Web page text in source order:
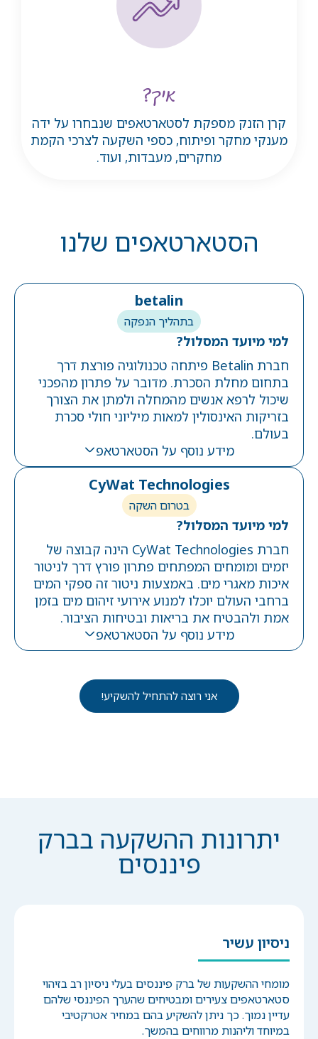
איך?
קרן הזנק מספקת לסטארטאפים שנבחרו על ידה
מענקי מחקר ופיתוח, כספי השקעה לצרכי הקמת
מחקרים, מעבדות, ועוד.
הסטארטאפים שלנו
betalin
בתהליך הנפקה
למי מיועד המסלול?
חברת Betalin פיתחה טכנולוגיה פורצת דרך
בתחום מחלת הסכרת. מדובר על פתרון מהפכני
שיכול לרפא אנשים מהמחלה ולמתן את הצורך
בזריקות האינסולין למאות מיליוני חולי סכרת
בעולם.
מידע נוסף על הסטארטאפ
CyWat Technologies
בטרום השקה
למי מיועד המסלול?
חברת CyWat Technologies הינה קבוצה של
יזמים ומומחים המפתחים פתרון פורץ דרך לניטור
איכות מאגרי מים. באמצעות ניטור זה ספקי המים
ברחבי העולם יוכלו למנוע אירועי זיהום מים בזמן
אמת ולהבטיח את בריאות ובטיחות הציבור.
מידע נוסף על הסטארטאפ
אני רוצה להתחיל להשקיע!
יתרונות ההשקעה בברק
פיננסים
ניסיון עשיר
מומחי ההשקעות של ברק פיננסים בעלי ניסיון רב בזיהוי
סטארטאפים צעירים ומבטיחים שהערך הפיננסי שלהם
עדיין נמוך. כך ניתן להשקיע בהם במחיר אטרקטיבי
במיוחד וליהנות מרווחים בהמשך.